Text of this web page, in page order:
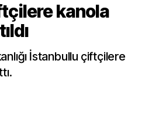
kanola
İstanbullu çiftçilere